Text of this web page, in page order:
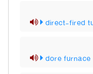
direct-fired
dore furnace